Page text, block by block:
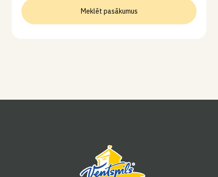
Meklēt pasākumus